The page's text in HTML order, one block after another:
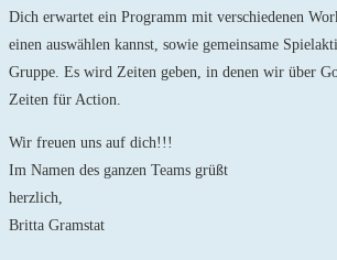
Dich erwartet ein Programm mit verschiedenen
einen auswählen kannst, sowie gemeinsame
Gruppe. Es wird Zeiten geben, in denen wir über
Zeiten für Action.
Wir freuen uns auf dich!!!
Im Namen des ganzen Teams grüßt
herzlich,
Britta Gramstat